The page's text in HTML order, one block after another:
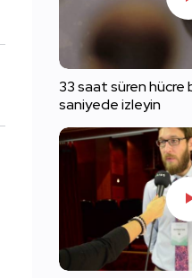
33 saat süren hücre
saniyede izleyin